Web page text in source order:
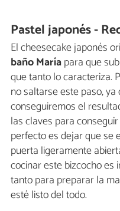
Pastel japonés -
El cheesecake japonés
baño Maríapara que
que tanto lo caracteriza.
no saltarse este paso,
conseguiremos el
las claves para
perfecto es dejar que se
puerta ligeramente
cocinar este bizcocho es
tanto para preparar la
esté listo del todo.